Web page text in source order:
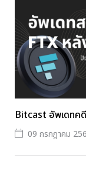
Bitcast อัพเดทคดี
09 กรกฎาคม